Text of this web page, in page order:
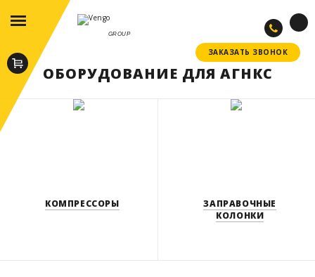
ЗАКАЗАТЬ ЗВОНОК
ЗАКАЗАТЬ ЗВОНОК
GROUP
ОБОРУДОВАНИЕ ДЛЯ АГНКС
КОМПРЕССОРЫ
ЗАПРАВОЧНЫЕ
КОЛОНКИ